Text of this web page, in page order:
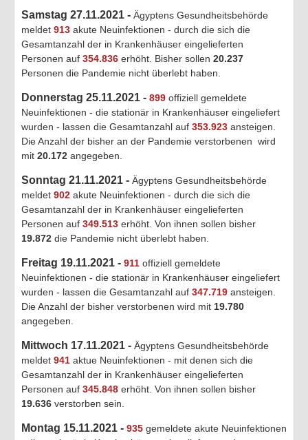
Samstag 27.11.2021 - Ägyptens Gesundheitsbehörde
meldet 913 akute Neuinfektionen - durch die sich die
Gesamtanzahl der in Krankenhäuser eingelieferten
Personen auf 354.836 erhöht. Bisher sollen 20.237
Personen die Pandemie nicht überlebt haben.
Donnerstag 25.11.2021 - 899 offiziell gemeldete
Neuinfektionen - die stationär in Krankenhäuser eingeliefert
wurden - lassen die Gesamtanzahl auf 353.923 ansteigen.
Die Anzahl der bisher an der Pandemie verstorbenen wird
mit 20.172 angegeben.
Sonntag 21.11.2021 - Ägyptens Gesundheitsbehörde
meldet 902 akute Neuinfektionen - durch die sich die
Gesamtanzahl der in Krankenhäuser eingelieferten
Personen auf 349.513 erhöht. Von ihnen sollen bisher
19.872 die Pandemie nicht überlebt haben.
Freitag 19.11.2021 - 911 offiziell gemeldete
Neuinfektionen - die stationär in Krankenhäuser eingeliefert
wurden - lassen die Gesamtanzahl auf 347.719 ansteigen.
Die Anzahl der bisher verstorbenen wird mit 19.780
angegeben.
Mittwoch 17.11.2021 - Ägyptens Gesundheitsbehörde
meldet 941 aktue Neuinfektionen - mit denen sich die
Gesamtanzahl der in Krankenhäuser eingelieferten
Personen auf 345.848 erhöht. Von ihnen sollen bisher
19.636 verstorben sein.
Montag 15.11.2021 - 935 gemeldete akute Neuinfektionen